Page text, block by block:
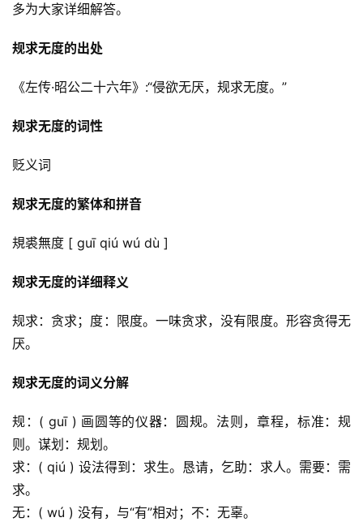
多为大家详细解答。
规求无度的出处
《左传·昭公二十六年》:“侵欲无厌，规求无度。”
规求无度的词性
贬义词
规求无度的繁体和拼音
規裘無度 [ guī qiú wú dù ]
规求无度的详细释义
规求：贪求；度：限度。一味贪求，没有限度。形容贪得无
厌。
规求无度的词义分解
规：( guī ) 画圆等的仪器：圆规。法则，章程，标准：规
则。谋划：规划。
求：( qiú ) 设法得到：求生。恳请，乞助：求人。需要：需
求。
无：( wú ) 没有，与“有”相对；不：无辜。